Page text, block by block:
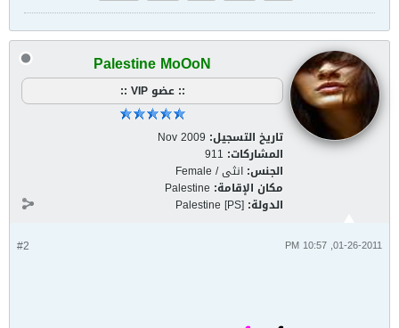
Palestine MoOoN
:: عضو VIP ::
تاريخ التسجيل: Nov 2009
المشاركات: 911
الجنس: انثى / Female
مكان الإقامة: Palestine
الدولة: Palestine [PS]
#2 01-26-2011, 10:57 PM